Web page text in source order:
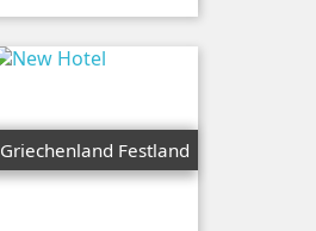
Griechenland Festland